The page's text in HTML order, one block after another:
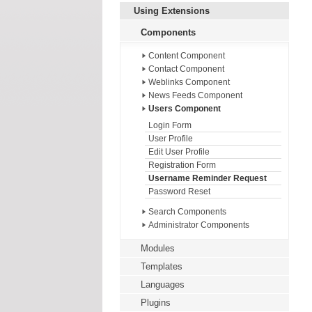
Using Extensions
Components
Content Component
Contact Component
Weblinks Component
News Feeds Component
Users Component
Login Form
User Profile
Edit User Profile
Registration Form
Username Reminder Request
Password Reset
Search Components
Administrator Components
Modules
Templates
Languages
Plugins